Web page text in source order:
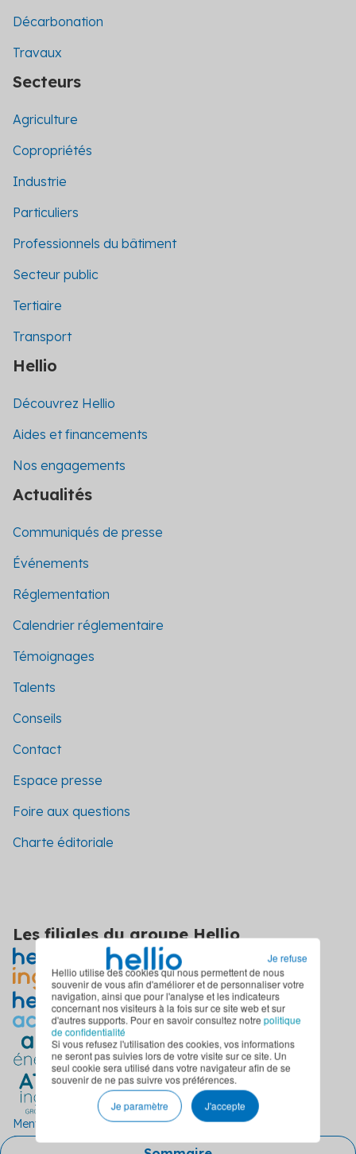
Hellio utilise des cookies qui nous permettent de nous
souvenir de vous afin d'améliorer et de personnaliser votre
navigation, ainsi que pour l'analyse et les indicateurs
concernant nos visiteurs à la fois sur ce site web et sur
d'autres supports. Pour en savoir consultez notre politique
de confidentialité
Si vous refusez l'utilisation des cookies, vos informations
ne seront pas suivies lors de votre visite sur ce site. Un
seul cookie sera utilisé dans votre navigateur afin de se
souvenir de ne pas suivre vos préférences.
Je paramètre
J'accepte
Je refuse
Décarbonation
Travaux
Secteurs
Agriculture
Copropriétés
Industrie
Particuliers
Professionnels du bâtiment
Secteur public
Tertiaire
Transport
Hellio
Découvrez Hellio
Aides et financements
Nos engagements
Actualités
Communiqués de presse
Événements
Réglementation
Calendrier réglementaire
Témoignages
Talents
Conseils
Contact
Espace presse
Foire aux questions
Charte éditoriale
Les filiales du groupe Hellio
Mentions légales Politique de confidentialitéCGU
Politique d'utilisation des cookiesPlan du site